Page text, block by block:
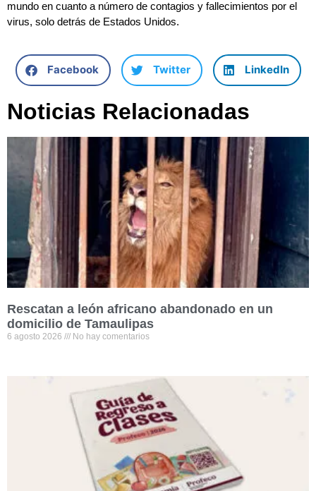
mundo en cuanto a número de contagios y fallecimientos por el
virus, solo detrás de Estados Unidos.
Facebook Twitter LinkedIn
Noticias Relacionadas
Rescatan a león africano abandonado en un
domicilio de Tamaulipas
6 agosto 2026 No hay comentarios